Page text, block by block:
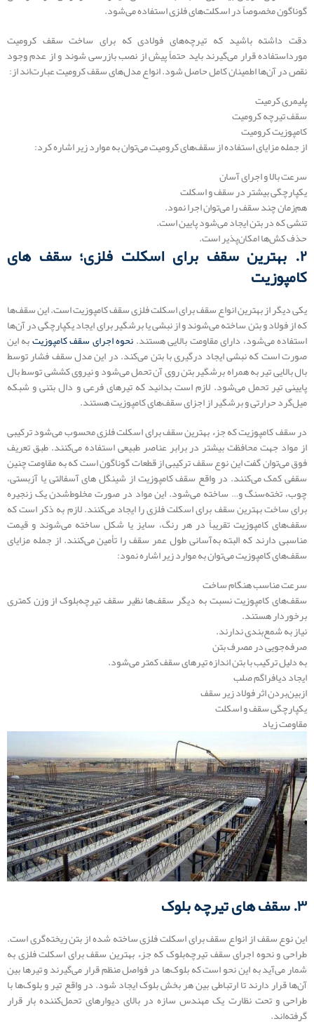
گوناگون مخصوصاً در اسکلت‌های فلزی استفاده می‌شود.
دقت داشته باشید که تیرچه‌های فولادی که برای ساخت سقف کرومیت
مورداستفاده قرار می‌گیرند باید حتماً پیش از نصب بازرسی شوند و از عدم وجود
نقص در آن‌ها اطمینان کامل حاصل شود. انواع مدل‌های سقف کرومیت عبارت‌اند از:
پلیمری کرمیت
سقف تیرچه کرومیت
کامپوزیت کرومیت
از جمله مزایای استفاده از سقف‌های کرومیت می‌توان به موارد زیر اشاره کرد:
سرعت بالا و اجرای آسان
یکپارچگی بیشتر در سقف و اسکلت
هم‌زمان چند سقف را می‌توان اجرا نمود.
تنشی که در بتن ایجاد می‌شود پایین است.
حذف کش‌ها امکان‌پذیر است.
۲. بهترین سقف برای اسکلت فلزی؛ سقف های
کامپوزیت
یکی دیگر از بهترین انواع سقف برای اسکلت فلزی سقف کامپوزیت است. این سقف‌ها
که از فولاد و بتن ساخته می‌شوند و از نبشی یا برشگیر برای ایجاد یکپارچگی در آن‌ها
استفاده می‌شود، دارای مقاومت بالایی هستند.نحوه اجرای سقف کامپوزیتبه این
صورت است که نبشی ایجاد درگیری با بتن می‌کند. در این مدل سقف فشار توسط
بال بالایی تیر به همراه برشگیر بتن روی آن تحمل می‌شود و نیروی کششی توسط بال
پایینی تیر تحمل می‌شود. لازم است بدانید که تیرهای فرعی و دال بتنی و شبکه
میل‌گرد حرارتی و برشگیر از اجزای سقف‌های کامپوزیت هستند.
در سقف کامپوزیت که جزء بهترین سقف برای اسکلت فلزی محسوب می‌شود ترکیبی
از مواد جهت محافظت بیشتر در برابر عناصر طبیعی استفاده می‌کنند. طبق تعریف
فوق می‌توان گفت این نوع سقف ترکیبی از قطعات گوناگون است که به مقاومت چنین
سقفی کمک می‌کنند. در واقع سقف کامپوزیت از شینگل های آسفالتی یا آزبستی،
چوب، تخته‌سنگ و… ساخته می‌شود. این مواد در صورت مخلوط‌شدن یک زنجیره
برای ساخت بهترین سقف برای اسکلت فلزی را ایجاد می‌کنند. لازم به ذکر است که
سقف‌های کامپوزیت تقریباً در هر رنگ، سایز یا شکل ساخته می‌شوند و قیمت
مناسبی دارند که البته به‌آسانی طول عمر سقف را تأمین می‌کنند. از جمله مزایای
سقف‌های کامپوزیت می‌توان به موارد زیر اشاره نمود:
سرعت مناسب هنگام ساخت
سقف‌های کامپوزیت نسبت به دیگر سقف‌ها نظیر سقف تیرچه‌بلوک از وزن کمتری
برخوردار هستند.
نیاز به شمع‌بندی ندارند.
صرفه‌جویی در مصرف بتن
به دلیل ترکیب با بتن اندازه تیرهای سقف کمتر می‌شود.
ایجاد دیافراگم صلب
ازبین‌بردن اثر فولاد زیر سقف
یکپارچگی سقف و اسکلت
مقاومت زیاد
۳. سقف های تیرچه بلوک
این نوع سقف از انواع سقف برای اسکلت فلزی ساخته شده از بتن ریخته‌گری است.
طراحی و نحوه اجرای سقف تیرچه‌بلوک که جزء بهترین سقف برای اسکلت فلزی به
شمار می‌آید به این نحو است که بلوک‌ها در فواصل منظم قرار می‌گیرند و تیرها بین
آن‌ها قرار دارند تا ارتباطی بین هر بخش بلوک ایجاد شود. در واقع تیر و بلوک‌ها با
طراحی و تحت نظارت یک مهندس سازه در بالای دیوارهای تحمل‌کننده بار قرار
گرفته‌اند.